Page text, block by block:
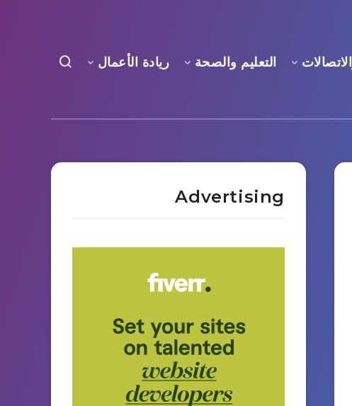
التعليم والصحة ريادة الأعمال
Advertising